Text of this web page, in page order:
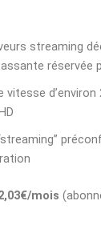
streaming
réservée
vitesse
mois